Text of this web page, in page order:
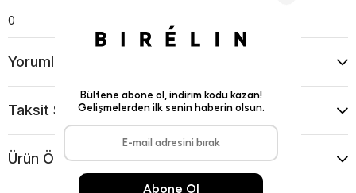
0
Yorumlar
Taksit Seçenekleri
Ürün Önerileri